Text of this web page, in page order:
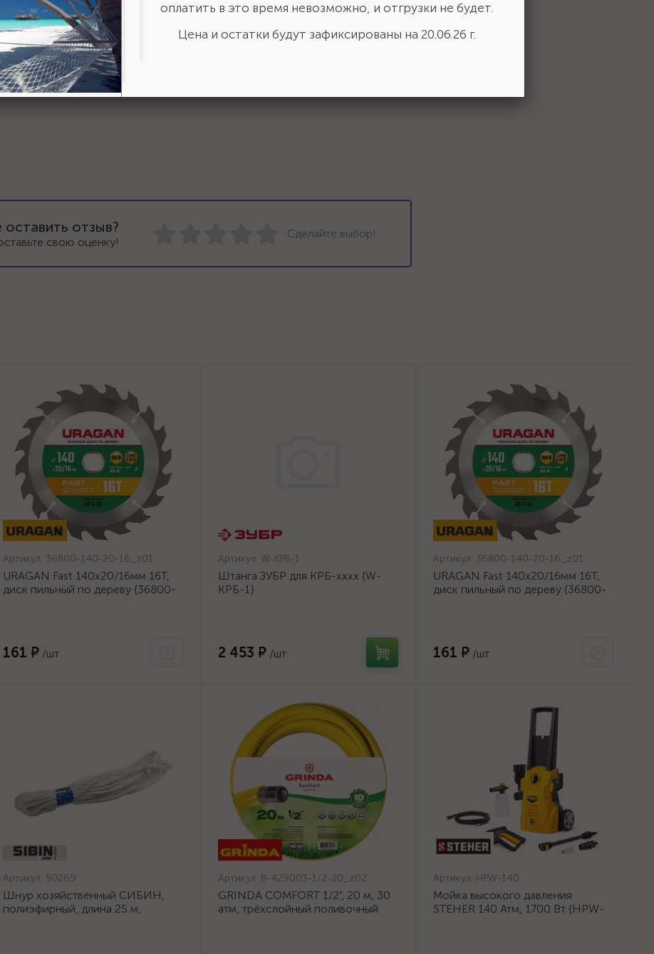
Сертификат дилера 2024 г.
Размер: 281 Кб
оставить отзыв?
свою оценку!
Сделайте выбор!
Артикул: 36800-140-20-16_z01
URAGAN Fast 140x20/16мм 16Т,
диск пильный по дереву {36800-
161 ₽ /шт
Артикул: W-КРБ-1
Штанга ЗУБР для КРБ-хххх {W-
КРБ-1}
2 453 ₽ /шт
Артикул: 36800-140-20-16_z01
URAGAN Fast 140x20/16мм 16Т,
диск пильный по дереву {36800-
161 ₽ /шт
Артикул: 50269
Шнур хозяйственный СИБИН,
полиэфирный, длина 25 м,
Артикул: 8-429003-1/2-20_z02
GRINDA COMFORT 1/2", 20 м, 30
атм, трёхслойный поливочный
Артикул: HPW-140
Мойка высокого давления
STEHER 140 Атм, 1700 Вт {HPW-
оплатить в это время невозможно, и отгрузки не будет.
Цена и остатки будут зафиксированы на 20.06.26 г.